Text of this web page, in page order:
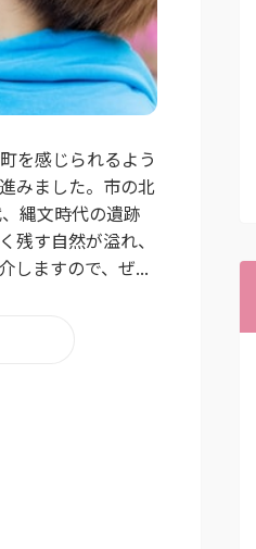
を感じられるよう
みました。市の北
縄文時代の遺跡
残す自然が溢れ、
しますので、ぜ...